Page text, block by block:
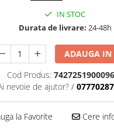
cu GEL antipană
IN STOC
Durata de livrare: 24-48h
ADAUGA IN
Cod Produs: 7427251900096
nevoie de ajutor? /
la Favorite Cere